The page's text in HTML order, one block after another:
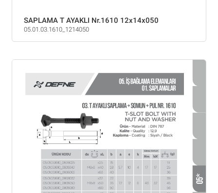
SAPLAMA T AYAKLI Nr.1610 12x14x050
05.01.03.1610_1214050